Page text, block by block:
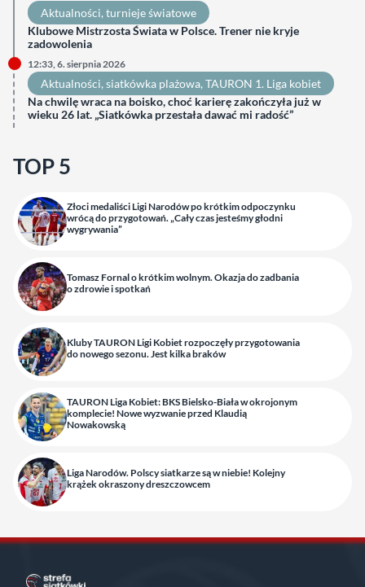
Aktualności, turnieje światowe
Klubowe Mistrzosta Świata w Polsce. Trener nie kryje
zadowolenia
12:33, 6. sierpnia 2026
Aktualności, siatkówka plażowa, TAURON 1. Liga kobiet
Na chwilę wraca na boisko, choć karierę zakończyła już w
wieku 26 lat. „Siatkówka przestała dawać mi radość”
TOP 5
Złoci medaliści Ligi Narodów po krótkim odpoczynku
wrócą do przygotowań. „Cały czas jesteśmy głodni
wygrywania”
Tomasz Fornal o krótkim wolnym. Okazja do zadbania
o zdrowie i spotkań
Kluby TAURON Ligi Kobiet rozpoczęły przygotowania
do nowego sezonu. Jest kilka braków
TAURON Liga Kobiet: BKS Bielsko-Biała w okrojonym
komplecie! Nowe wyzwanie przed Klaudią
Nowakowską
Liga Narodów. Polscy siatkarze są w niebie! Kolejny
krążek okraszony dreszczowcem